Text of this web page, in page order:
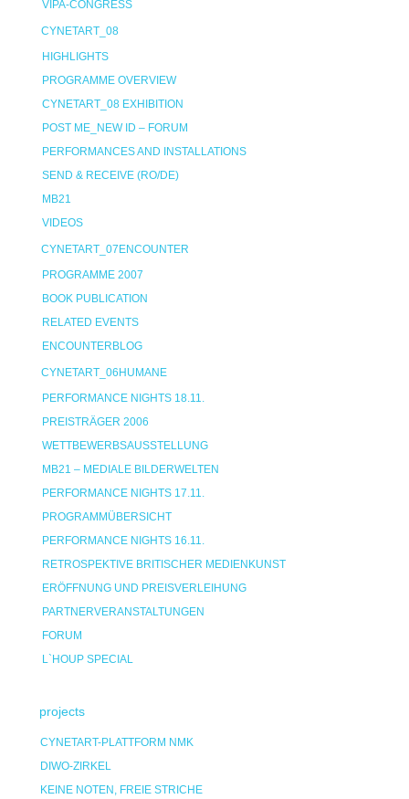
VIPA-CONGRESS
CYNETART_08
HIGHLIGHTS
PROGRAMME OVERVIEW
CYNETART_08 EXHIBITION
POST ME_NEW ID – FORUM
PERFORMANCES AND INSTALLATIONS
SEND & RECEIVE (RO/DE)
MB21
VIDEOS
CYNETART_07ENCOUNTER
PROGRAMME 2007
BOOK PUBLICATION
RELATED EVENTS
ENCOUNTERBLOG
CYNETART_06HUMANE
PERFORMANCE NIGHTS 18.11.
PREISTRÄGER 2006
WETTBEWERBSAUSSTELLUNG
MB21 – MEDIALE BILDERWELTEN
PERFORMANCE NIGHTS 17.11.
PROGRAMMÜBERSICHT
PERFORMANCE NIGHTS 16.11.
RETROSPEKTIVE BRITISCHER MEDIENKUNST
ERÖFFNUNG UND PREISVERLEIHUNG
PARTNERVERANSTALTUNGEN
FORUM
L`HOUP SPECIAL
projects
CYNETART-PLATTFORM NMK
DIWO-ZIRKEL
KEINE NOTEN, FREIE STRICHE